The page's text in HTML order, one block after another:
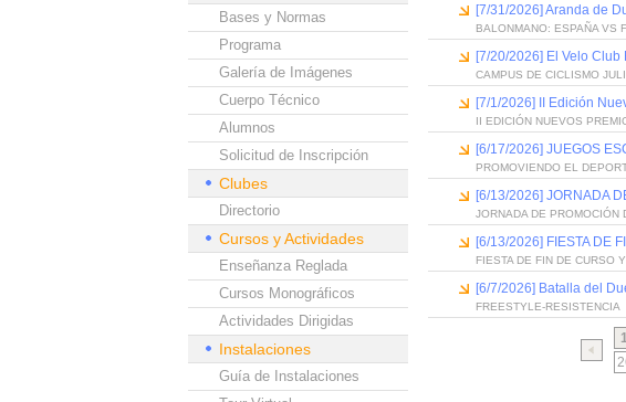
Bases y Normas
Programa
Galería de Imágenes
Cuerpo Técnico
Alumnos
Solicitud de Inscripción
Clubes
Directorio
Cursos y Actividades
Enseñanza Reglada
Cursos Monográficos
Actividades Dirigidas
Instalaciones
Guía de Instalaciones
[7/31/2026] Aranda de
BALONMANO: ESPAÑA VS
[7/20/2026] El Velo
CAMPUS DE CICLISMO
[7/1/2026] II Edición
II EDICIÓN NUEVOS
[6/17/2026] JUEGOS
PROMOVIENDO EL
[6/13/2026] JORNADA
JORNADA DE PROMOCIÓN
[6/13/2026] FIESTA DE
FIESTA DE FIN DE CURSO
[6/7/2026] Batalla del
FREESTYLE-RESISTENCIA